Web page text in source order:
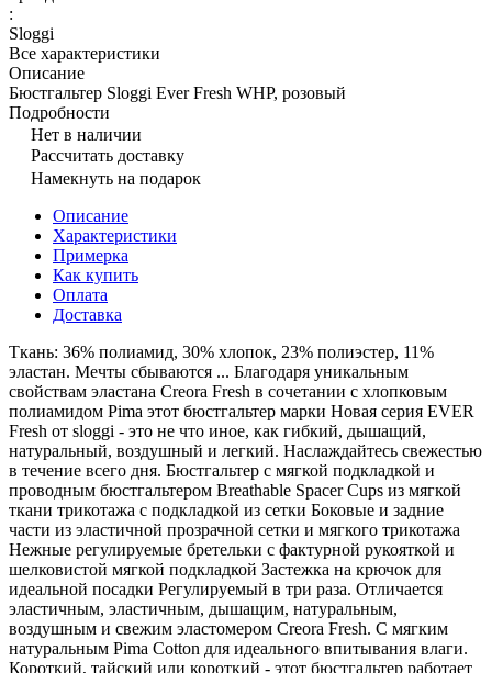
:
Sloggi
Все характеристики
Описание
Бюстгальтер Sloggi Ever Fresh WHP, розовый
Подробности
Нет в наличии
Рассчитать доставку
Намекнуть на подарок
Описание
Характеристики
Примерка
Как купить
Оплата
Доставка
Ткань: 36% полиамид, 30% хлопок, 23% полиэстер, 11%
эластан. Мечты сбываются ... Благодаря уникальным
свойствам эластана Creora Fresh в сочетании с хлопковым
полиамидом Pima этот бюстгальтер марки Новая серия EVER
Fresh от sloggi - это не что иное, как гибкий, дышащий,
натуральный, воздушный и легкий. Наслаждайтесь свежестью
в течение всего дня. Бюстгальтер с мягкой подкладкой и
проводным бюстгальтером Breathable Spacer Cups из мягкой
ткани трикотажа с подкладкой из сетки Боковые и задние
части из эластичной прозрачной сетки и мягкого трикотажа
Нежные регулируемые бретельки с фактурной рукояткой и
шелковистой мягкой подкладкой Застежка на крючок для
идеальной посадки Регулируемый в три раза. Отличается
эластичным, эластичным, дышащим, натуральным,
воздушным и свежим эластомером Creora Fresh. С мягким
натуральным Pima Cotton для идеального впитывания влаги.
Короткий, тайский или короткий - этот бюстгальтер работает